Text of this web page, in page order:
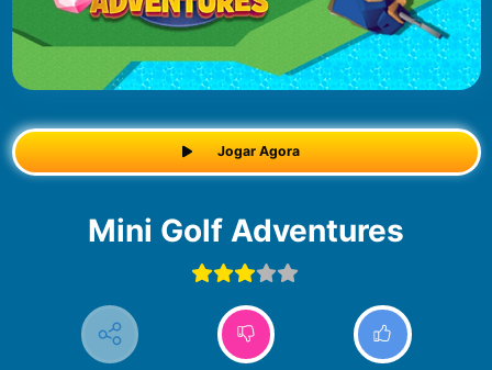
Jogar Agora
Mini Golf Adventures